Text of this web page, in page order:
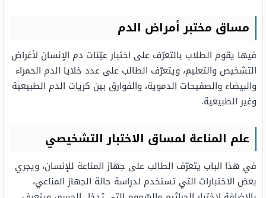
مساق مختبر أمراض الدم
فيها يقوم الطلاب بالتعرّف على اختبار عيّنات دم الإنسان لأغراض
التشخيص والتعليم، ويتعرّف الطالب على عدد خلايا الدم الحمراء
والبيضاء والصفيحات الدموية، والفوارق بين كريات الدم الطبيعية
وغير الطبيعية.
علم المناعة لمساق الاختبار التشخيصي
في هذا الباب يتعرّف الطالب على جهاز المناعة للإنسان، ويجري
بعض الاختبارات التي تستخدم لدراسة حالة الجهاز المناعي،